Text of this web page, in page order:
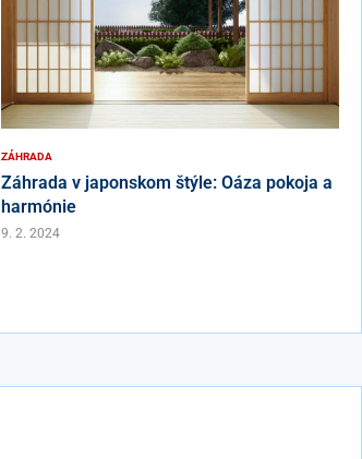
ZÁHRADA
Záhrada v japonskom štýle: Oáza pokoja a
harmónie
9. 2. 2024